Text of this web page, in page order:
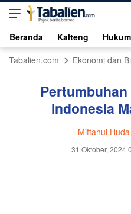
Beranda Kalteng
Tabalien.com
Ekonomi dan
Indonesia
Miftahul
31 Oktober, 2024